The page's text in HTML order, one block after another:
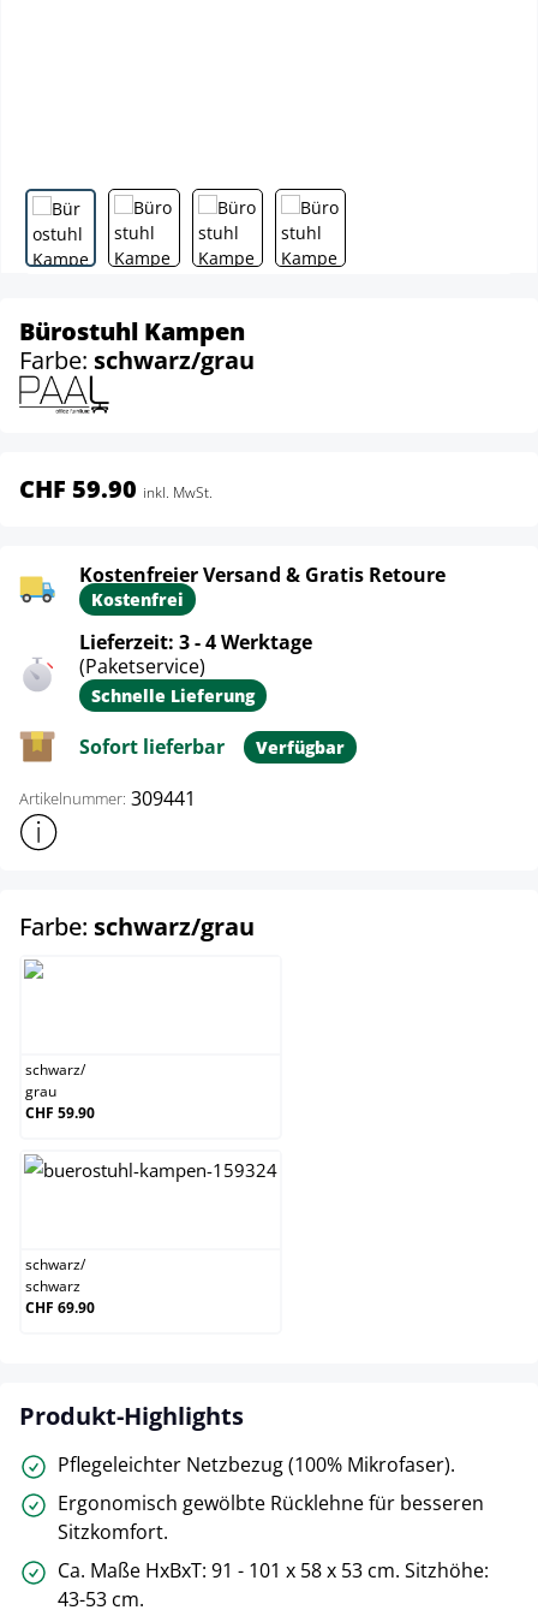
Bürostuhl Kampen
Farbe: schwarz/grau
CHF 59.90 inkl. MwSt.
Kostenfreier Versand & Gratis Retoure
Kostenfrei
Lieferzeit: 3 - 4 Werktage
(Paketservice)
Schnelle Lieferung
Sofort lieferbar Verfügbar
Artikelnummer: 309441
Weitere Produktinformationen anzeigen
Farbe: schwarz/grau
schwarz/
grau
CHF 59.90
schwarz/
schwarz
CHF 69.90
Produkt-Highlights
Pflegeleichter Netzbezug (100% Mikrofaser).
Ergonomisch gewölbte Rücklehne für besseren
Sitzkomfort.
Ca. Maße HxBxT: 91 - 101 x 58 x 53 cm. Sitzhöhe:
43-53 cm.